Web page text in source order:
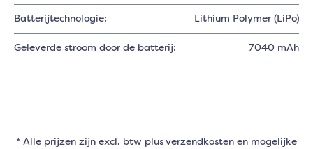
Batterijtechnologie: Lithium Polymer (LiPo)
Geleverde stroom door de batterij: 7040 mAh
* Alle prijzen zijn excl. btw plus verzendkosten en mogelijke